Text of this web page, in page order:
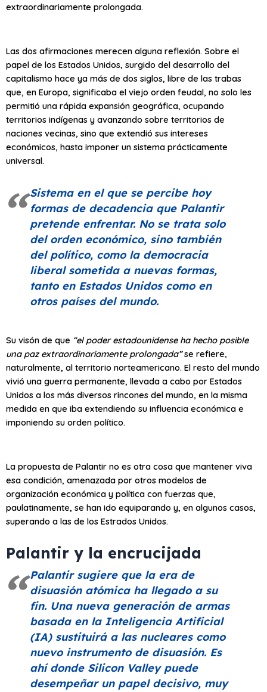
extraordinariamente prolongada.
Las dos afirmaciones merecen alguna reflexión. Sobre el
papel de los Estados Unidos, surgido del desarrollo del
capitalismo hace ya más de dos siglos, libre de las trabas
que, en Europa, significaba el viejo orden feudal, no solo les
permitió una rápida expansión geográfica, ocupando
territorios indígenas y avanzando sobre territorios de
naciones vecinas, sino que extendió sus intereses
económicos, hasta imponer un sistema prácticamente
universal.
Sistema en el que se percibe hoy
formas de decadencia que Palantir
pretende enfrentar. No se trata solo
del orden económico, sino también
del político, como la democracia
liberal sometida a nuevas formas,
tanto en Estados Unidos como en
otros países del mundo.
Su visón de que “el poder estadounidense ha hecho posible
una paz extraordinariamente prolongada”se refiere,
naturalmente, al territorio norteamericano. El resto del mundo
vivió una guerra permanente, llevada a cabo por Estados
Unidos a los más diversos rincones del mundo, en la misma
medida en que iba extendiendo su influencia económica e
imponiendo su orden político.
La propuesta de Palantir no es otra cosa que mantener viva
esa condición, amenazada por otros modelos de
organización económica y política con fuerzas que,
paulatinamente, se han ido equiparando y, en algunos casos,
superando a las de los Estrados Unidos.
Palantir y la encrucijada
Palantir sugiere que la era de
disuasión atómica ha llegado a su
fin. Una nueva generación de armas
basada en la Inteligencia Artificial
(IA) sustituirá a las nucleares como
nuevo instrumento de disuasión. Es
ahí donde Silicon Valley puede
desempeñar un papel decisivo, muy